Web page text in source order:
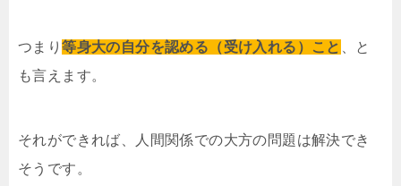
つまり等身大の自分を認める（受け入れる）こと
、と
も言えます。
それができれば、人間関係での大方の問題は解決でき
そうです。